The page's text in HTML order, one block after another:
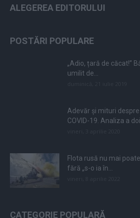
ALEGEREA EDITORULUI
POSTĂRI POPULARE
„Adio, țară de căcat!”
umilit de...
Adevăr și mituri
COVID-19. Analiza a
Flota rusă nu mai
fără „s-o ia în...
CATEGORIE POPULARĂ